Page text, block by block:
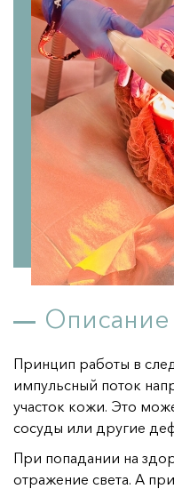
Нитевой лифтинг
Нити Аптос (Нитевой
Мезонити
Дерматология
..удалить пигмент
..удалить сосудистые
..улучшить цвет лица
..улучшить качество
..четкий овал лица
..красивые губы
..убрать синяки под
..красивые и
..подготовиться к
..красивую фигуру
Описание
Принцип работы в
импульсный поток
участок кожи. Это
сосуды или другие
При попадании на
отражение света. А